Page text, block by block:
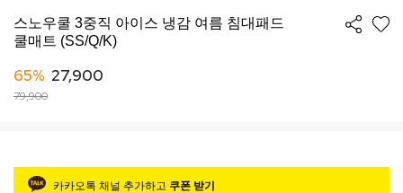
스노우쿨 3중직 아이스 냉감 여름 침대패드
쿨매트 (SS/Q/K)
65% 27,900
79,900
카카오톡 채널 추가하고 쿠폰 받기